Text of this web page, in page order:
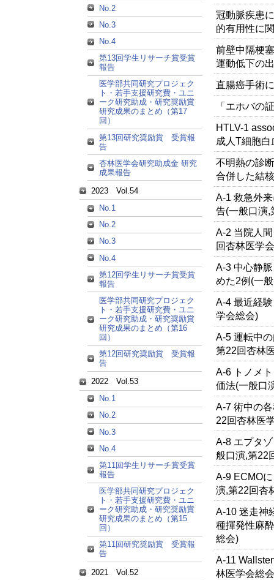
No.2
No.3
No.4
第13回学生リサーチ賞受賞
報告
医学部共同研究プロジェク
ト・若手支援研究費・ユニ
ーク研究助成・研究奨励賞
研究成果のまとめ（第17
回）
第13回研究奨励賞 受賞報
告
杏林医学会研究助成金 研究
成果報告
2023 Vol.54
No.1
No.2
No.3
No.4
第12回学生リサーチ賞受賞
報告
医学部共同研究プロジェク
ト・若手支援研究費・ユニ
ーク研究助成・研究奨励賞
研究成果のまとめ（第16
回）
第12回研究奨励賞 受賞報
告
2022 Vol.53
No.1
No.2
No.3
No.4
第11回学生リサーチ賞受賞
報告
医学部共同研究プロジェク
ト・若手支援研究費・ユニ
ーク研究助成・研究奨励賞
研究成果のまとめ（第15
回）
第11回研究奨励賞 受賞報
告
2021 Vol.52
冠動脈疾患
的有用性に
前壁中隔梗
運動低下の
直腸癌手術
「エホバの
HTLV-1
成人T細胞
不明熱の診
合併した結
A-1 救急外
告(一般口演,
A-2 当院人
回杏林医学
A-3 中心静
めた2例(一
A-4 最近経
学会総会)
A-5 運転中
第22回杏林
A-6 トノメ
価法(一般口
A-7 術中の
22回杏林医
A-8 エプタ
般口演,第22
A-9 ECMO
演,第22回杏
A-10 迷走神
種揮発性麻
総会)
A-11
林医学会総